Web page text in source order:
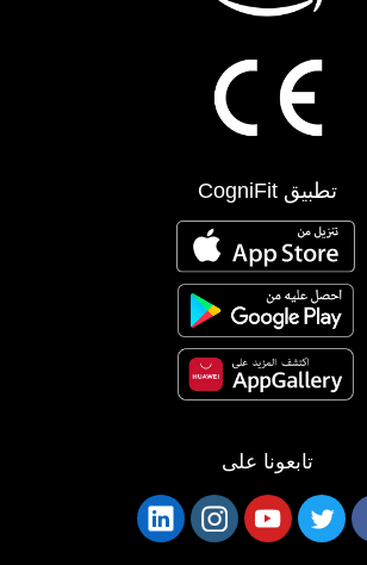
تطبيق CogniFit
تابعونا على